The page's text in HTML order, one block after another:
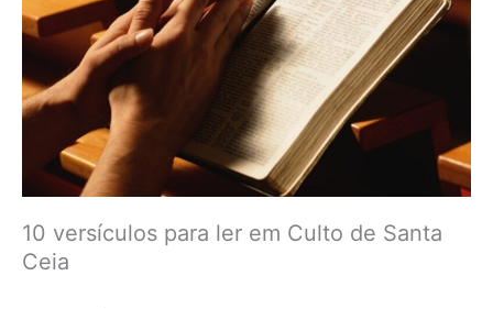
10 versículos para ler em Culto de Santa
Ceia